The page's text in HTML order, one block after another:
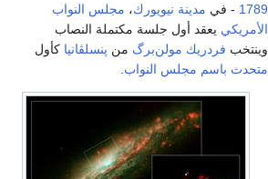
1789 - في مدينة نيويورك، مجلس النواب
الأمريكي يعقد أول جلسة مكتملة النصاب
وينتخب فردريك مولن‌برگ من پنسلڤانيا كأول
متحدث باسم مجلس النواب